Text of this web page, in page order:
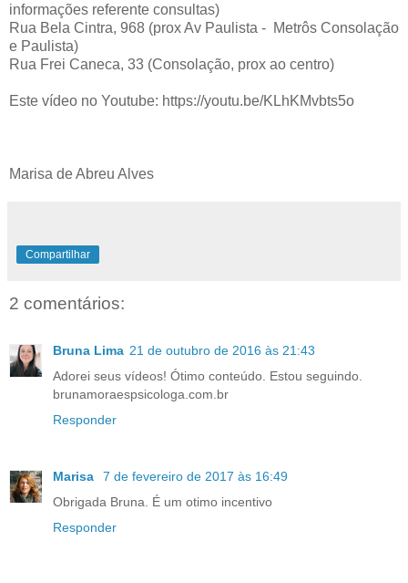
informações referente consultas)
Rua Bela Cintra, 968 (prox Av Paulista - Metrôs Consolação
e Paulista)
Rua Frei Caneca, 33 (Consolação, prox ao centro)
Este vídeo no Youtube: https://youtu.be/KLhKMvbts5o
Marisa de Abreu Alves
Compartilhar
2 comentários:
Bruna Lima 21 de outubro de 2016 às 21:43
Adorei seus vídeos! Ótimo conteúdo. Estou seguindo.
brunamoraespsicologa.com.br
Responder
Marisa
7 de fevereiro de 2017 às 16:49
Obrigada Bruna. É um otimo incentivo
Responder